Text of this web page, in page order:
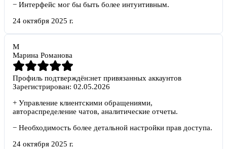
− Интерфейс мог бы быть более интуитивным.
24 октября 2025 г.
М
Марина Романова
Профиль подтверждён:нет привязанных аккаунтов
Зарегистрирован: 02.05.2026
+ Управление клиентскими обращениями,
автораспределение чатов, аналитические отчеты.
− Необходимость более детальной настройки прав доступа.
24 октября 2025 г.